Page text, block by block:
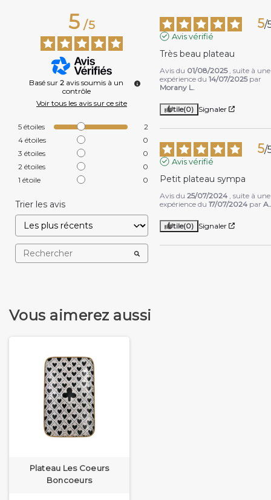
5/5
Basé sur 2 avis soumis à un
contrôle
Voir tous les avis sur ce site
5 étoiles
2
4 étoiles
0
3 étoiles
0
2 étoiles
0
1 étoile 0
Trier les avis
5/
Avis vérifié
Très beau plateau
Avis du 01/08/2025 , suite à une
expérience du14/07/2025 par
Morany L.
Utile(0) Signaler
5/
Avis vérifié
Petit plateau sympa
Avis du25/07/2024 , suite à une
expérience du17/07/2024 par
Utile(0) Signaler
Vous aimerez aussi
Plateau Les Coeurs
Boncoeurs